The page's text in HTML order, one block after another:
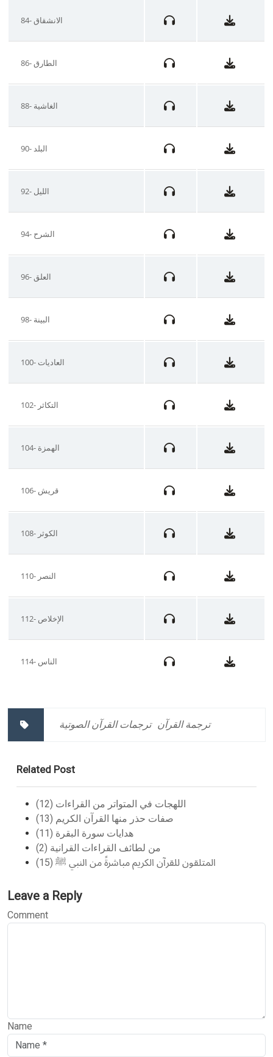
84- الانشقاق
86- الطارق
88- الغاشية
90- البلد
92- الليل
94- الشرح
96- العلق
98- البينة
100- العاديات
102- التكاثر
104- الهمزة
106- قريش
108- الكوثر
110- النصر
112- الإخلاص
114- الناس
ترجمات القرآن الصوتية ترجمة القرآن
Related Post
اللهجات في المتواتر من القراءات (12)
صفات حذر منها القرآن الكريم (13)
هدايات سورة البقرة (11)
من لطائف القراءات القرانية (2)
المتلقون للقرآن الكريم مباشرةً من النبي ﷺ (15)
Leave a Reply
Comment
Name